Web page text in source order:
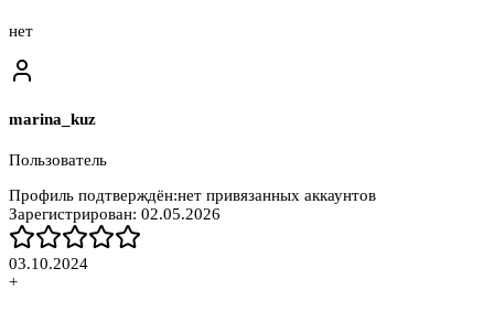
нет
marina_kuz
Пользователь
Профиль подтверждён:нет привязанных аккаунтов
Зарегистрирован: 02.05.2026
03.10.2024
+